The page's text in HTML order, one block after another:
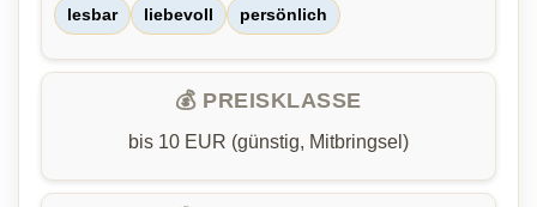
lesbar liebevoll persönlich
💰 PREISKLASSE
bis 10 EUR (günstig, Mitbringsel)